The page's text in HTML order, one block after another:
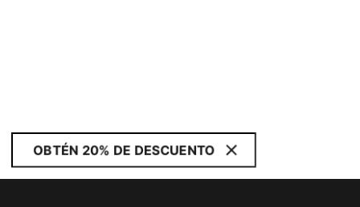
OBTÉN 20% DE DESCUENTO